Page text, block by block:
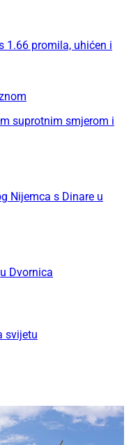
1.66 promila, uhićen i
suprotnim smjerom i
Nijemca s Dinare u
Dvornica
svijetu